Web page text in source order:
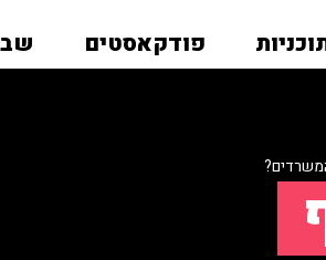
פודקאסטים